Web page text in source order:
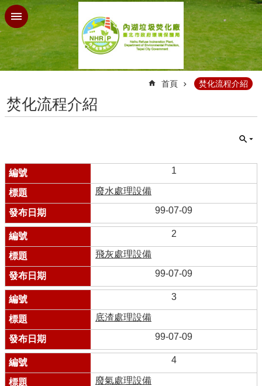
跳到主要內容區塊
首頁 焚化流程介紹
焚化流程介紹
1
廢水處理設備
99-07-09
2
飛灰處理設備
99-07-09
3
底渣處理設備
99-07-09
4
廢氣處理設備